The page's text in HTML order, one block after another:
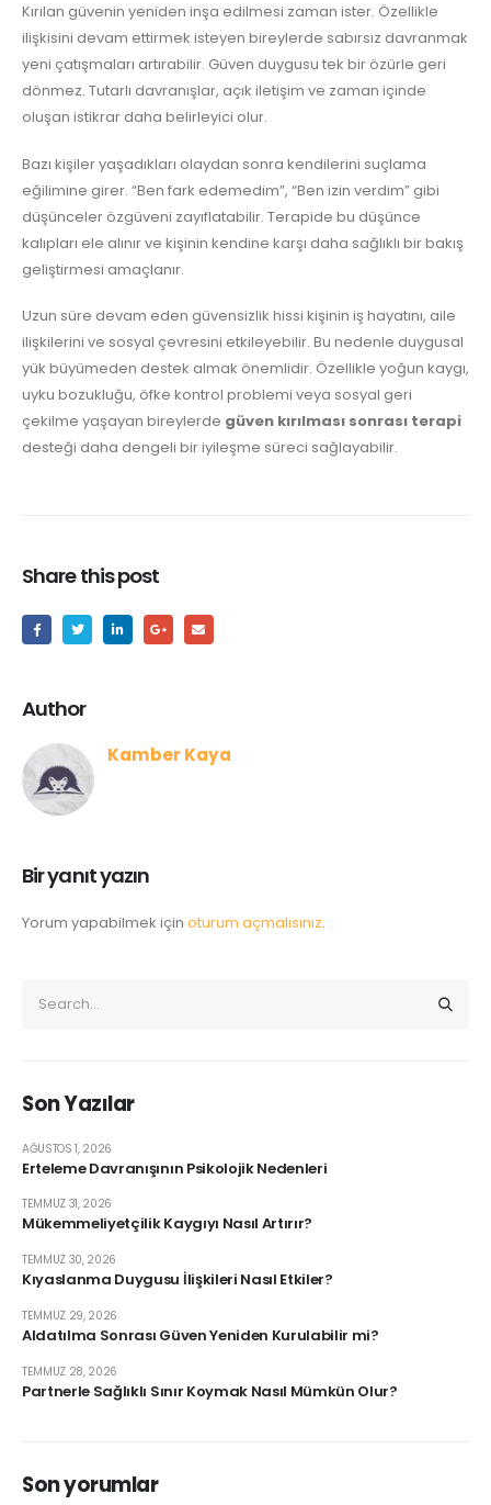
Kırılan güvenin yeniden inşa edilmesi zaman ister. Özellikle
ilişkisini devam ettirmek isteyen bireylerde sabırsız davranmak
yeni çatışmaları artırabilir. Güven duygusu tek bir özürle geri
dönmez. Tutarlı davranışlar, açık iletişim ve zaman içinde
oluşan istikrar daha belirleyici olur.
Bazı kişiler yaşadıkları olaydan sonra kendilerini suçlama
eğilimine girer. “Ben fark edemedim”, “Ben izin verdim” gibi
düşünceler özgüveni zayıflatabilir. Terapide bu düşünce
kalıpları ele alınır ve kişinin kendine karşı daha sağlıklı bir bakış
geliştirmesi amaçlanır.
Uzun süre devam eden güvensizlik hissi kişinin iş hayatını, aile
ilişkilerini ve sosyal çevresini etkileyebilir. Bu nedenle duygusal
yük büyümeden destek almak önemlidir. Özellikle yoğun kaygı,
uyku bozukluğu, öfke kontrol problemi veya sosyal geri
çekilme yaşayan bireylerde güven kırılması sonrası terapi
desteği daha dengeli bir iyileşme süreci sağlayabilir.
Share this post
Author
Kamber Kaya
Bir yanıt yazın
Yorum yapabilmek için oturum açmalısınız.
Son Yazılar
Erteleme Davranışının Psikolojik Nedenleri
AĞUSTOS 1, 2026
Mükemmeliyetçilik Kaygıyı Nasıl Artırır?
TEMMUZ 31, 2026
Kıyaslanma Duygusu İlişkileri Nasıl Etkiler?
TEMMUZ 30, 2026
Aldatılma Sonrası Güven Yeniden Kurulabilir mi?
TEMMUZ 29, 2026
Partnerle Sağlıklı Sınır Koymak Nasıl Mümkün Olur?
TEMMUZ 28, 2026
Son yorumlar